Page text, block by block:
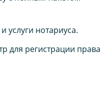
услуги нотариуса.
для регистрации права